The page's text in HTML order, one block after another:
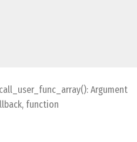
Argument
function